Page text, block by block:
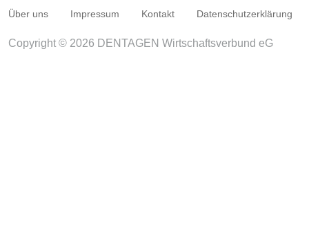
Über uns Impressum Kontakt Datenschutzerklärung
Copyright © 2026 DENTAGEN Wirtschaftsverbund eG